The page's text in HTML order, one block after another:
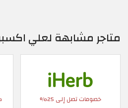
متاجر مشابهة لعلي
خصومات تصل إلى 25%